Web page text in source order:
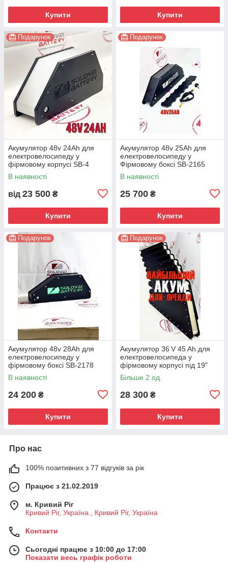
Купити Купити
Подарунок
Акумулятор 48v 24Ah для
електровелосипеду у
фірмовому корпусі SB-4
В наявності
від 23 500 ₴
Купити
Подарунок
Акумулятор 48v 25Ah для
електровелосипеду у
Фірмовому боксі SB-2165
В наявності
25 700 ₴
Купити
Подарунок
Акумулятор 48v 28Ah для
електровелосипеду у
фірмовому боксі SB-2178
В наявності
24 200 ₴
Купити
Подарунок
Акумулятор 36 V 45 Ah для
електровелосипеда у
фірмовому корпусі під 19"
раму
Більше 2 од.
28 300 ₴
Купити
Про нас
100% позитивних з 77 відгуків за рік
Працює з 21.02.2019
м. Кривий Ріг
Кривий Ріг, Україна., Кривий Ріг, Україна
Контакти
Сьогодні працює з 10:00 до 17:00
Показати весь графік роботи